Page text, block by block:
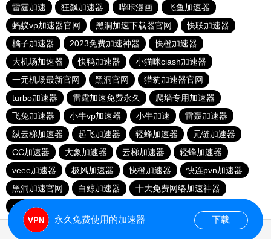
雷霆加速
狂飙加速器 哔咔漫画
飞鱼加速器
蚂蚁vp加速器官网
黑洞加速下载器官网
快联加速器
橘子加速器
2023免费加速神器
快橙加速器
大机场加速器
快鸭加速器
小猫咪ciash加速器
一元机场最新官网
黑洞官网
猎豹加速器官网
turbo加速器
雷霆加速免费永久
爬墙专用加速器
飞兔加速器
小牛vp加速器 小牛加速
雷轰加速器
纵云梯加速器
起飞加速器 轻蜂加速器
元链加速器
CC加速器
大象加速器 云梯加速器
轻蜂加速器
veee加速器
极风加速器 快橙加速器
快连pvn加速器
黑洞加速官网
白鲸加速器
十大免费网络加速神器
元链加速器
永久免费使用的加速器 下载